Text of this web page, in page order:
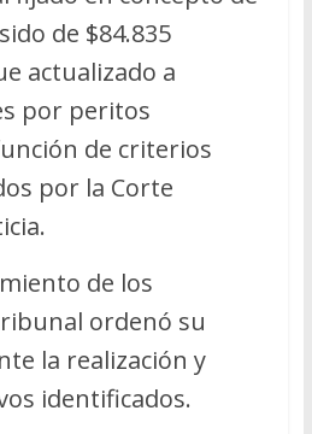
de $84.835
actualizado a
por peritos
de criterios
por la Corte
de los
ordenó su
la realización y
identificados.